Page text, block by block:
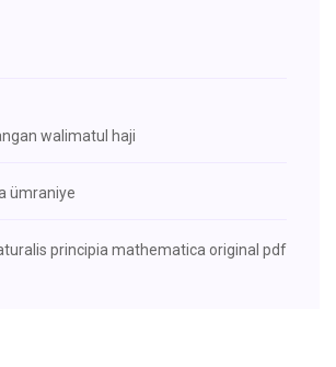
walimatul haji
ümraniye
principia mathematica original pdf